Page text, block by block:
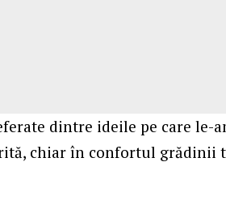
dintre ideile pe care le-
chiar în confortul grădinii